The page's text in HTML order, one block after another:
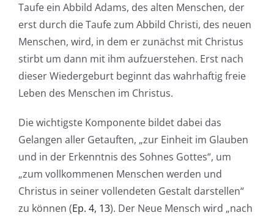
Taufe ein Abbild Adams, des alten Menschen, der
erst durch die Taufe zum Abbild Christi, des neuen
Menschen, wird, in dem er zunächst mit Christus
stirbt um dann mit ihm aufzuerstehen. Erst nach
dieser Wiedergeburt beginnt das wahrhaftig freie
Leben des Menschen im Christus.
Die wichtigste Komponente bildet dabei das
Gelangen aller Getauften, „zur Einheit im Glauben
und in der Erkenntnis des Sohnes Gottes“, um
„zum vollkommenen Menschen werden und
Christus in seiner vollendeten Gestalt darstellen“
zu können (Ep. 4, 13). Der Neue Mensch wird „nach